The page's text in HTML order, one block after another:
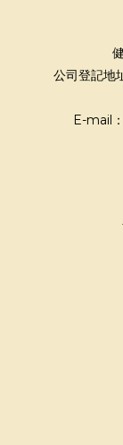
公司登記地
E-mail